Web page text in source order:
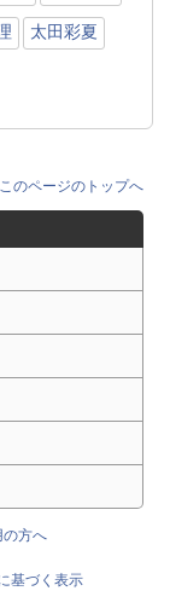
太田彩夏
のページのトップへ
の方へ
基づく表示